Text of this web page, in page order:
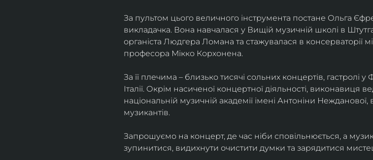
За пультом цього величного інструмента постане Ольга
викладачка. Вона навчалася у Вищій музичній школі в
органіста Людгера Ломана та стажувалася в консерваторії
професора Мікко Корхонена.
За її плечима – близько тисячі сольних концертів, гастролі у
Італії. Окрім насиченої концертної діяльності, виконавиця
національній музичній академії імені Антоніни
музикантів.
Запрошуємо на концерт, де час ніби сповільнюється, а
зупинитися, видихнути очистити думки та зарядитися